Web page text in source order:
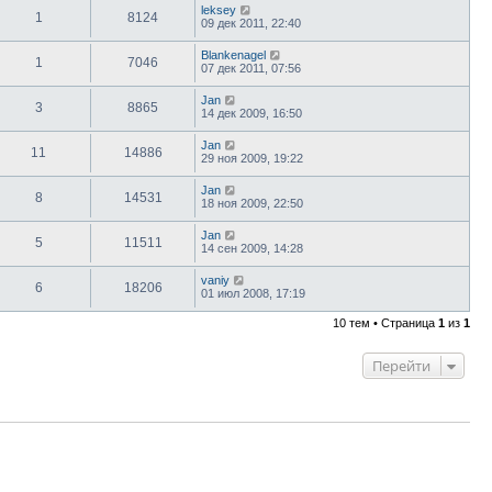
1 8124
leksey
09 дек 2011, 22:40
1 7046
Blankenagel
07 дек 2011, 07:56
3 8865
Jan
14 дек 2009, 16:50
11 14886
Jan
29 ноя 2009, 19:22
8 14531
Jan
18 ноя 2009, 22:50
5 11511
Jan
14 сен 2009, 14:28
6 18206
vaniy
01 июл 2008, 17:19
10 тем • Страница 1 из 1
Перейти